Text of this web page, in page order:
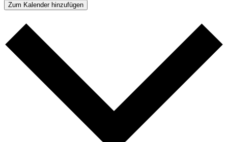
Zum Kalender hinzufügen